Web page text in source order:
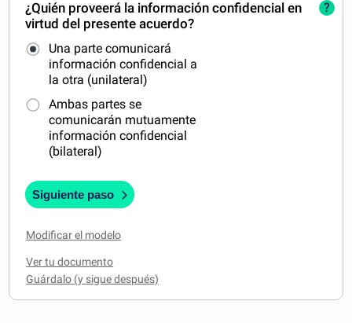
¿Quién proveerá la información confidencial en
virtud del presente acuerdo?
Una parte comunicará
información confidencial a
la otra (unilateral)
Ambas partes se
comunicarán mutuamente
información confidencial
(bilateral)
?
Siguiente paso
Modificar el modelo
Ver tu documento